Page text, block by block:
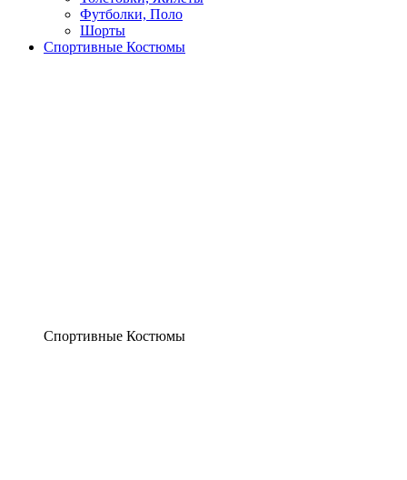
Футболки, Поло
Шорты
Спортивные Костюмы
Спортивные Костюмы